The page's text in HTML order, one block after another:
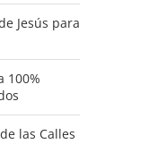
Jesús para
100%
las Calles